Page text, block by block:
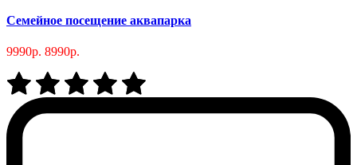
Семейное посещение аквапарка
9990р. 8990р.